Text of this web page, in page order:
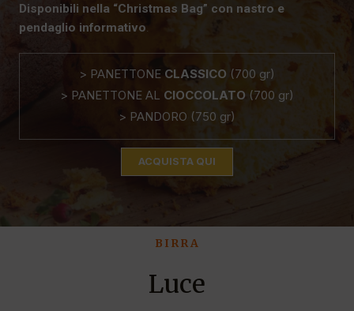
Disponibili nella “Christmas Bag” con nastro e
pendaglio informativo.
> PANETTONE CLASSICO (700 gr)
> PANETTONE AL CIOCCOLATO (700 gr)
> PANDORO (750 gr)
ACQUISTA QUI
BIRRA
Luce